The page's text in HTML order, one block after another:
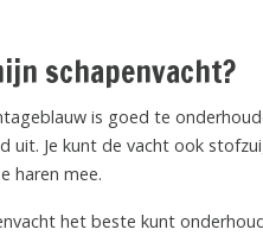
schapenvacht?
is goed te
uit. Je kunt de vacht ook
haren mee.
het beste kunt